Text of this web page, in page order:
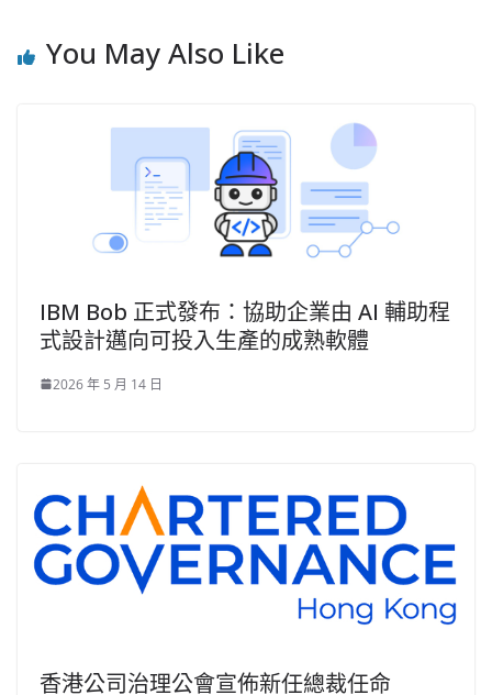
You May Also Like
IBM Bob 正式發布：協助企業由 AI 輔助程
式設計邁向可投入生產的成熟軟體
2026 年 5 月 14 日
香港公司治理公會宣佈新任總裁任命